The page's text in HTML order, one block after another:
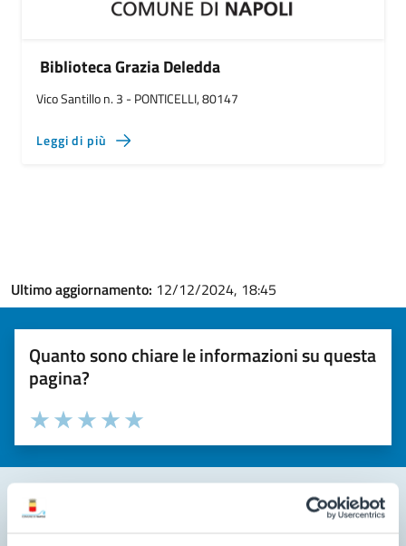
Biblioteca Grazia Deledda
Vico Santillo n. 3 - PONTICELLI, 80147
Leggi di più
Ultimo aggiornamento: 12/12/2024, 18:45
Quanto sono chiare le informazioni su questa
pagina?
Valuta la chiarezza delle informazioni (da 1 a 5 stelle)
Seleziona il numero di stelle per valutare la chiarezza delle
Valuta 5 stelle su 5
Valuta 4 stelle su 5
Valuta 3 stelle su 5
Valuta 2 stelle su 5
Valuta 1 stelle su 5